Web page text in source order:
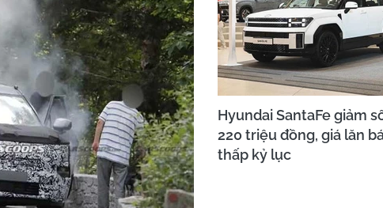
Hyundai SantaFe giảm
220 triệu đồng, giá lăn
thấp kỷ lục